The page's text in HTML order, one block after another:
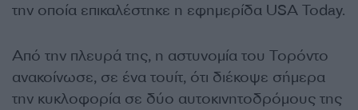
την οποία επικαλέστηκε η εφημερίδα USA Today.
Από την πλευρά της, η αστυνομία του Τορόντο
ανακοίνωσε, σε ένα τουίτ, ότι διέκοψε σήμερα
την κυκλοφορία σε δύο αυτοκινητοδρόμους της